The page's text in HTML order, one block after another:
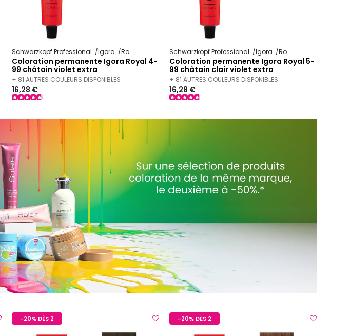
Schwarzkopf Professional Igora Royal
Coloration permanente Igora Royal 4-
99 châtain violet extra
+ 81 AUTRES COULEURS DISPONIBLES
16,28 €
Schwarzkopf Professional Igora Royal
Coloration permanente Igora Royal 5-
99 châtain clair violet extra
+ 81 AUTRES COULEURS DISPONIBLES
16,28 €
-20% DÈS 2 -20% DÈS 2